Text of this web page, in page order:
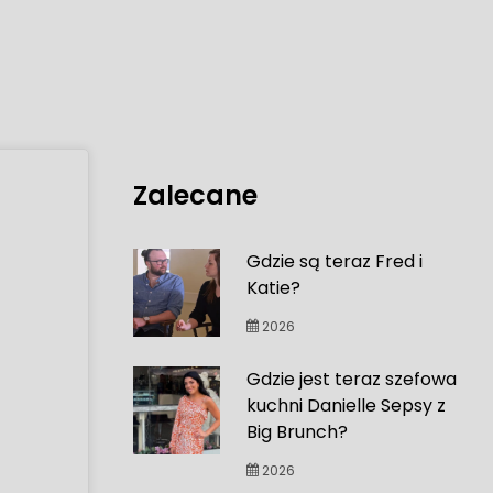
Zalecane
Gdzie są teraz Fred i
Katie?
2026
Gdzie jest teraz szefowa
kuchni Danielle Sepsy z
Big Brunch?
2026